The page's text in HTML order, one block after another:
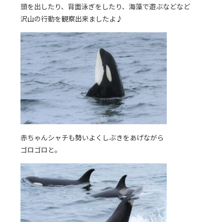
頭を出したり、背面泳ぎをしたり、海藻で遊ぶなどなど
沢山の行動を観察出来ましたよ♪
赤ちゃんシャチも勢いよくしぶきをあげながら
ゴロゴロと。